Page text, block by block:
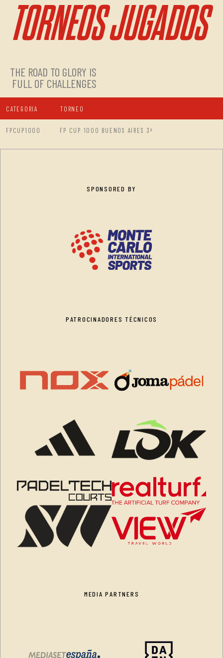
TORNEOS JUGADOS
THE ROAD TO GLORY IS
FULL OF CHALLENGES
CATEGORIA TORNEO
FPCUP1000 FP CUP 1000 BUENOS AIRES 3º
SPONSORED BY
PATROCINADORES TÉCNICOS
MEDIA PARTNERS